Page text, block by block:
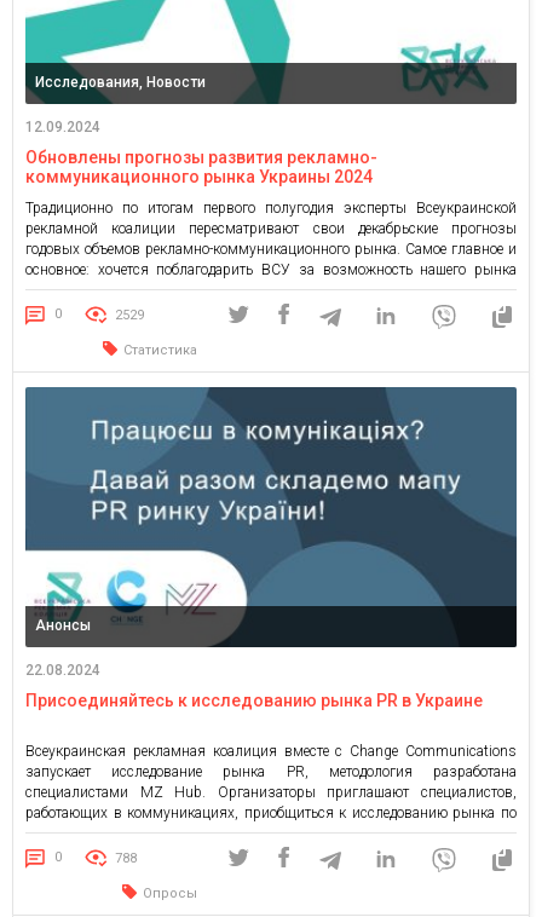
Исследования, Новости
12.09.2024
Обновлены прогнозы развития рекламно-
коммуникационного рынка Украины 2024
Традиционно по итогам первого полугодия эксперты Всеукраинской
рекламной коалиции пересматривают свои декабрьские прогнозы
годовых объемов рекламно-коммуникационного рынка. Самое главное и
основное: хочется поблагодарить ВСУ за возможность нашего рынка
работать и продолжать его развитие! Без них это было бы невозможно.
Первое полугодие 2024 г. оказалось благоприятным для рекламных
инвестиций и поэтому индустрия настроена вполне оптимистично,
просмотрев […]
0 2529
Статистика
Анонсы
22.08.2024
Присоединяйтесь к исследованию рынка PR в Украине
Всеукраинская рекламная коалиция вместе с Change Communications
запускает исследование рынка PR, методология разработана
специалистами MZ Hub. Организаторы приглашают специалистов,
работающих в коммуникациях, приобщиться к исследованию рынка по
связям с общественностью. Цель исследования – сформировать
детальную карту PR-рынка в Украине, в частности, выяснить его
структуру, уточнить перечень услуг, предоставляемых специалистами
сферы связей с общественностью, и идентифицировать […]
0 788
Опросы